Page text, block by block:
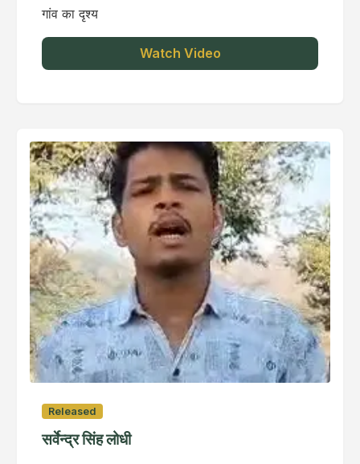
गांव का दृश्य
Watch Video
Released
सर्वेन्द्र सिंह लोधी